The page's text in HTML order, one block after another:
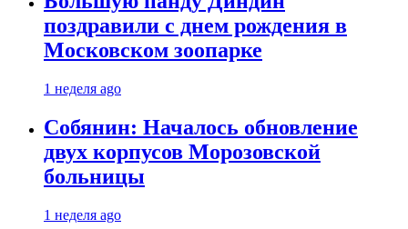
поздравили с днем рождения в
Московском зоопарке
1 неделя ago
Собянин: Началось обновление
двух корпусов Морозовской
больницы
1 неделя ago